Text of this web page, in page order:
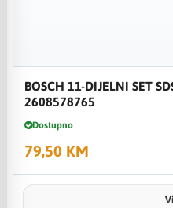
BOSCH 11-DIJELNI SET
2608578765
Dostupno
79,50 KM